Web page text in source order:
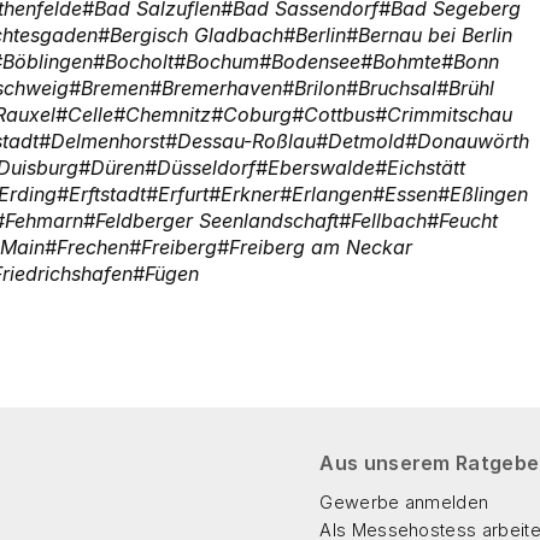
Bad Salzuflen Bad Sassendorf Bad Segeberg
Bergisch Gladbach Berlin Bernau bei Berlin
Böblingen Bocholt Bochum Bodensee Bohmte Bonn
Bremen Bremerhaven Brilon Bruchsal Brühl
Celle Chemnitz Coburg Cottbus Crimmitschau
Delmenhorst Dessau-Roßlau Detmold Donauwörth
Düren Düsseldorf Eberswalde Eichstätt
Erftstadt Erfurt Erkner Erlangen Essen Eßlingen
Fehmarn Feldberger Seenlandschaft Fellbach Feucht
Frechen Freiberg Freiberg am Neckar
Fügen
Aus unserem
Gewerbe anmelden
Als Messehostess